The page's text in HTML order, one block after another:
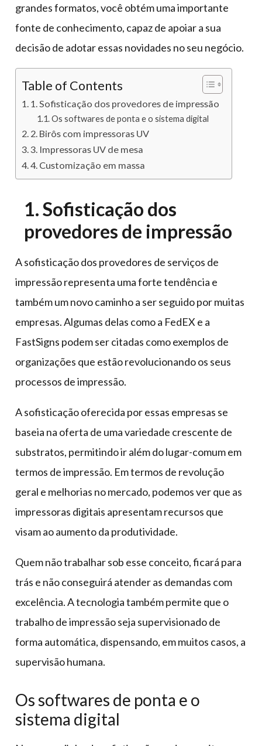
grandes formatos, você obtém uma importante
fonte de conhecimento, capaz de apoiar a sua
decisão de adotar essas novidades no seu negócio.
Table of Contents
1. Sofisticação dos provedores de impressão
Os softwares de ponta e o sistema digital
2. Birôs com impressoras UV
3. Impressoras UV de mesa
4. Customização em massa
1. Sofisticação dos
provedores de impressão
A sofisticação dos provedores de serviços de
impressão representa uma forte tendência e
também um novo caminho a ser seguido por muitas
empresas. Algumas delas como a FedEX e a
FastSigns podem ser citadas como exemplos de
organizações que estão revolucionando os seus
processos de impressão.
A sofisticação oferecida por essas empresas se
baseia na oferta de uma variedade crescente de
substratos, permitindo ir além do lugar-comum em
termos de impressão. Em termos de revolução
geral e melhorias no mercado, podemos ver que as
impressoras digitais apresentam recursos que
visam ao aumento da produtividade.
Quem não trabalhar sob esse conceito, ficará para
trás e não conseguirá atender as demandas com
excelência. A tecnologia também permite que o
trabalho de impressão seja supervisionado de
forma automática, dispensando, em muitos casos, a
supervisão humana.
Os softwares de ponta e o
sistema digital